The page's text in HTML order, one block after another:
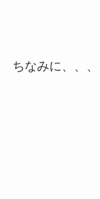
ちなみに、、、